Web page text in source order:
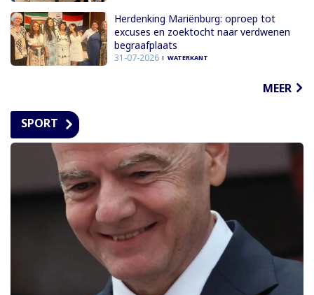
Herdenking Mariënburg: oproep tot
excuses en zoektocht naar verdwenen
begraafplaats
31-07-2026 WATERKANT
MEER
SPORT